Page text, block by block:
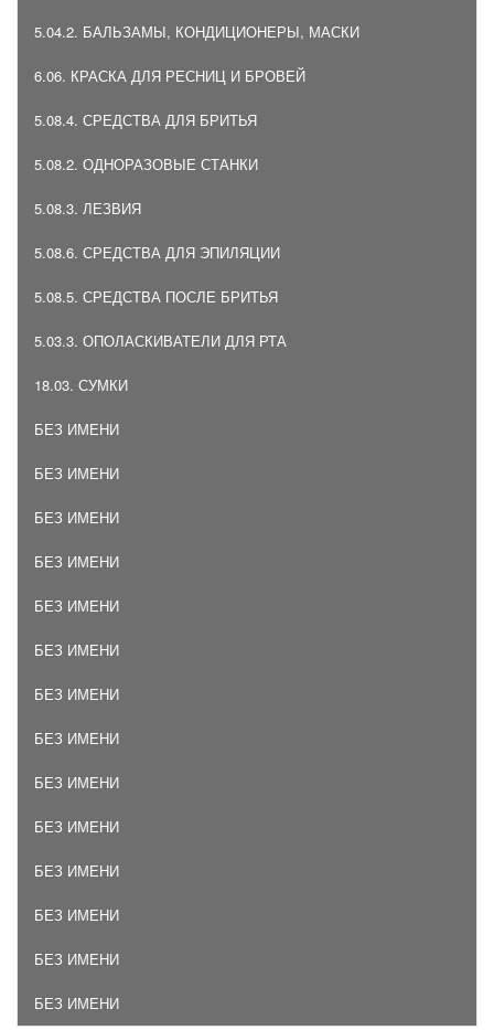
5.04.2. БАЛЬЗАМЫ, КОНДИЦИОНЕРЫ, МАСКИ
6.06. КРАСКА ДЛЯ РЕСНИЦ И БРОВЕЙ
5.08.4. СРЕДСТВА ДЛЯ БРИТЬЯ
5.08.2. ОДНОРАЗОВЫЕ СТАНКИ
5.08.3. ЛЕЗВИЯ
5.08.6. СРЕДСТВА ДЛЯ ЭПИЛЯЦИИ
5.08.5. СРЕДСТВА ПОСЛЕ БРИТЬЯ
5.03.3. ОПОЛАСКИВАТЕЛИ ДЛЯ РТА
18.03. СУМКИ
БЕЗ ИМЕНИ
БЕЗ ИМЕНИ
БЕЗ ИМЕНИ
БЕЗ ИМЕНИ
БЕЗ ИМЕНИ
БЕЗ ИМЕНИ
БЕЗ ИМЕНИ
БЕЗ ИМЕНИ
БЕЗ ИМЕНИ
БЕЗ ИМЕНИ
БЕЗ ИМЕНИ
БЕЗ ИМЕНИ
БЕЗ ИМЕНИ
БЕЗ ИМЕНИ